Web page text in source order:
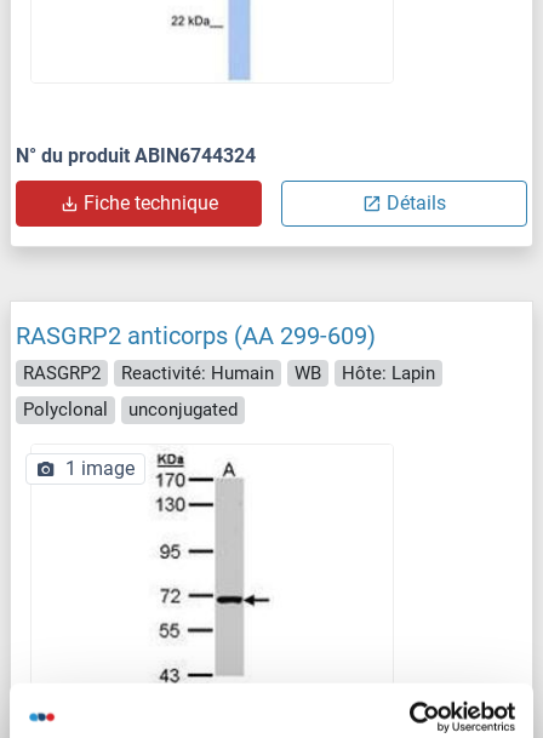
N° du produit ABIN6744324
Fiche technique Détails
RASGRP2 anticorps (AA 299-609)
RASGRP2 Reactivité: Humain WB
Hôte: Lapin
Polyclonal
unconjugated
1 image